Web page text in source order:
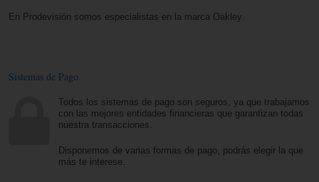
En Prodevisión somos especialistas en la marca Oakley.
Sistemas de Pago
Todos los sistemas de pago son seguros, ya que trabajamos
con las mejores entidades financieras que garantizan todas
nuestra transacciones.
Disponemos de varias formas de pago, podrás elegir la que
más te interese.